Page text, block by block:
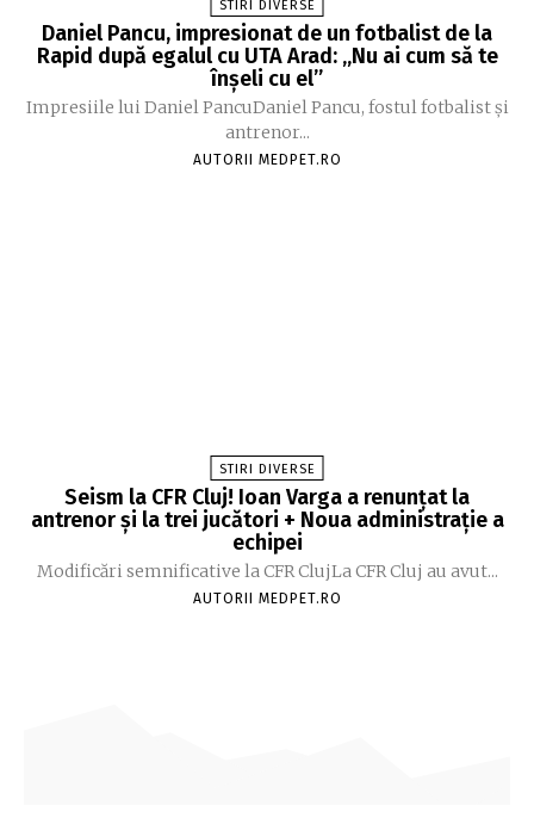
STIRI DIVERSE
Daniel Pancu, impresionat de un fotbalist de la
Rapid după egalul cu UTA Arad: „Nu ai cum să te
înșeli cu el”
Impresiile lui Daniel PancuDaniel Pancu, fostul fotbalist și
antrenor...
AUTORII MEDPET.RO
STIRI DIVERSE
Seism la CFR Cluj! Ioan Varga a renunțat la
antrenor și la trei jucători + Noua administrație a
echipei
Modificări semnificative la CFR ClujLa CFR Cluj au avut...
AUTORII MEDPET.RO